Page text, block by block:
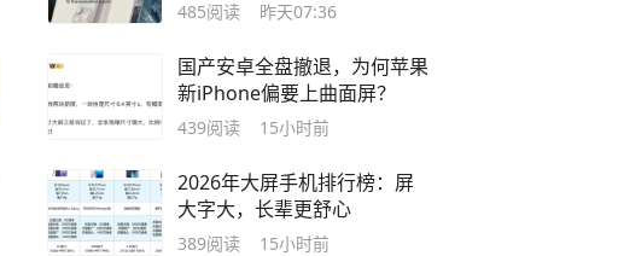
485阅读 昨天07:36
国产安卓全盘撤退，为何苹果
新iPhone偏要上曲面屏？
439阅读 15小时前
2026年大屏手机排行榜：屏
大字大，长辈更舒心
389阅读 15小时前